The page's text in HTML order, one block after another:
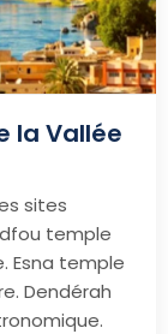
la Vallée
sites
temple
Esna temple
Dendérah